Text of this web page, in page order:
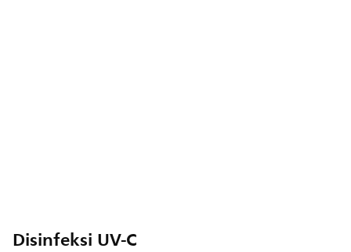
Disinfeksi UV-C